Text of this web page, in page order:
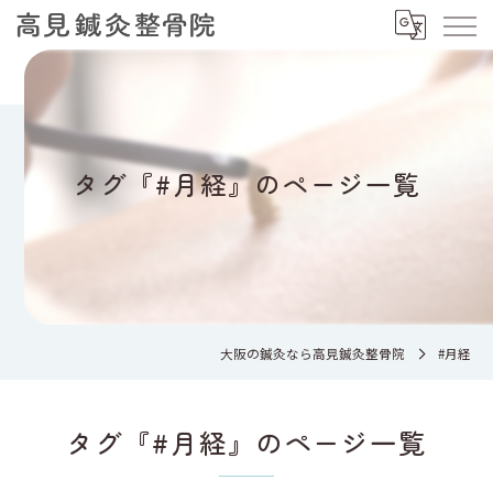
タグ『#月経』のページ一覧
大阪の鍼灸なら高見鍼灸整骨院 #月経
タグ『#月経』のページ一覧